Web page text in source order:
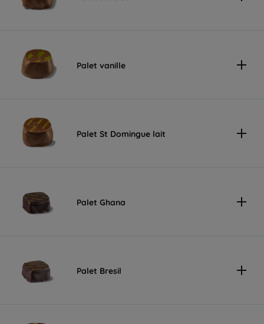
Palet vanille
Palet St Domingue lait
Palet Ghana
Palet Bresil